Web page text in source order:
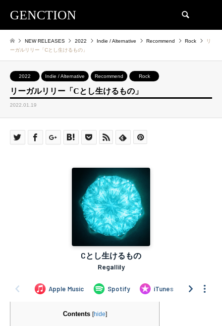
GENCTION
NEW RELEASES 2022 Indie / Alternative Recommend Rock
リ
ーガルリリー「Cとし生けるもの」
2022 Indie / Alternative Recommend Rock
リーガルリリー「Cとし生けるもの」
2022.01.19
Contents [hide]